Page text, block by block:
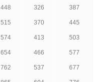
448 326 387
515 370 445
574 413 503
654 466 577
762 537 677